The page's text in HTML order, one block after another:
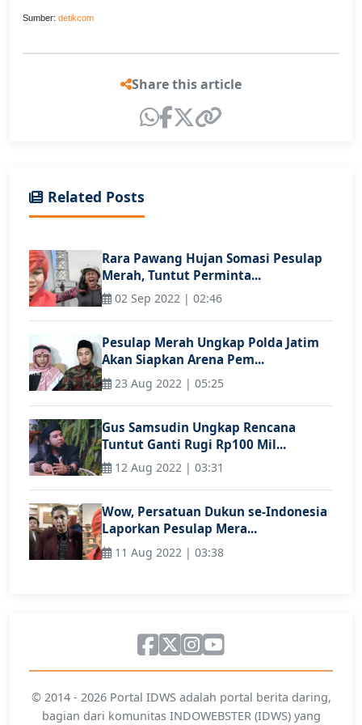
Sumber: detikcom
Share this article
Related Posts
Rara Pawang Hujan Somasi Pesulap
Merah, Tuntut Perminta...
02 Sep 2022 | 02:46
Pesulap Merah Ungkap Polda Jatim
Akan Siapkan Arena Pem...
23 Aug 2022 | 05:25
Gus Samsudin Ungkap Rencana
Tuntut Ganti Rugi Rp100 Mil...
12 Aug 2022 | 03:31
Wow, Persatuan Dukun se-Indonesia
Laporkan Pesulap Mera...
11 Aug 2022 | 03:38
© 2014 - 2026 Portal IDWS adalah portal berita daring,
bagian dari komunitas INDOWEBSTER (IDWS) yang